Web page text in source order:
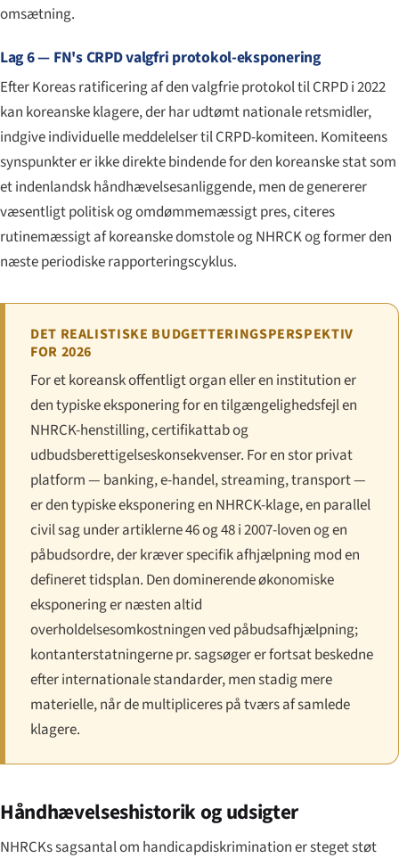
omsætning.
Lag 6 — FN's CRPD valgfri protokol-eksponering
Efter Koreas ratificering af den valgfrie protokol til CRPD i 2022
kan koreanske klagere, der har udtømt nationale retsmidler,
indgive individuelle meddelelser til CRPD-komiteen. Komiteens
synspunkter er ikke direkte bindende for den koreanske stat som
et indenlandsk håndhævelses­anliggende, men de genererer
væsentligt politisk og omdømmemæssigt pres, citeres
rutinemæssigt af koreanske domstole og NHRCK og former den
næste periodiske rapporteringscyklus.
DET REALISTISKE BUDGETTERINGSPERSPEKTIV
FOR 2026
For et koreansk offentligt organ eller en institution er
den typiske eksponering for en tilgængeligheds­fejl en
NHRCK-henstilling, certifikattab og
udbudsberettigelses­konsekvenser. For en stor privat
platform — banking, e-handel, streaming, transport —
er den typiske eksponering en NHRCK-klage, en parallel
civil sag under artiklerne 46 og 48 i 2007-loven og en
påbudsordre, der kræver specifik afhjælpning mod en
defineret tidsplan. Den dominerende økonomiske
eksponering er næsten altid
overholdelsesomkostningen ved påbuds­afhjælpning;
kontanterstatningerne pr. sagsøger er fortsat beskedne
efter internationale standarder, men stadig mere
materielle, når de multipliceres på tværs af samlede
klagere.
Håndhævelses­historik og udsigter
NHRCKs sagsantal om handicapdiskrimination er steget støt